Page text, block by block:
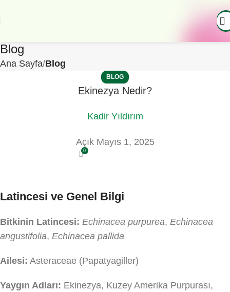
Blog
Ana Sayfa Blog
BLOG
Ekinezya Nedir?
Kadir Yıldırım
Açık Mayıs 1, 2025
0
Latincesi ve Genel Bilgi
Bitkinin Latincesi: Echinacea purpurea, Echinacea
angustifolia, Echinacea pallida
Ailesi: Asteraceae (Papatyagiller)
Yaygın Adları: Ekinezya, Kuzey Amerika Purpurası,